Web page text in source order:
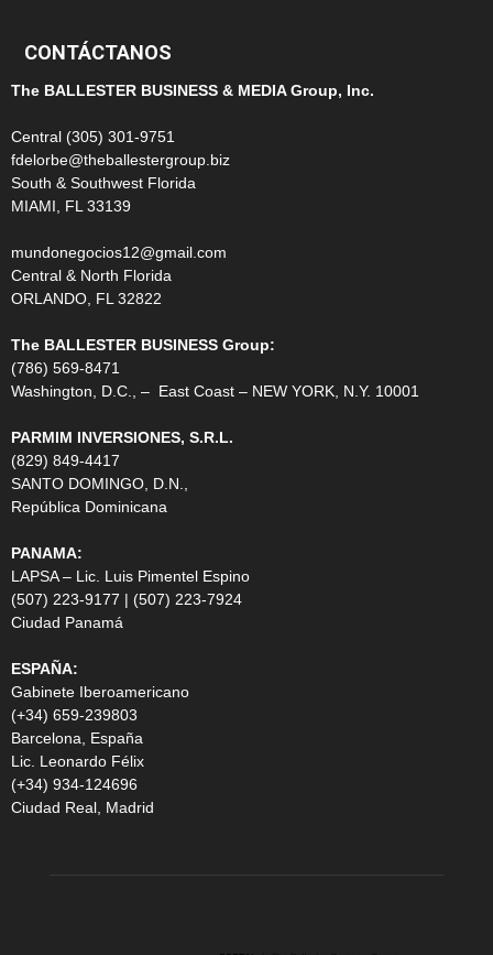
CONTÁCTANOS
The BALLESTER BUSINESS & MEDIA Group, Inc.
Central (305) 301-9751
fdelorbe@theballestergroup.biz
South & Southwest Florida
MIAMI, FL 33139
mundonegocios12@gmail.com
Central & North Florida
ORLANDO, FL 32822
The BALLESTER BUSINESS Group:
(786) 569-8471
Washington, D.C., – East Coast – NEW YORK, N.Y. 10001
PARMIM INVERSIONES, S.R.L.
(829) 849-4417
SANTO DOMINGO, D.N.,
República Dominicana
PANAMA:
LAPSA – Lic. Luis Pimentel Espino
(507) 223-9177 | (507) 223-7924
Ciudad Panamá
ESPAÑA:
Gabinete Iberoamericano
(+34) 659-239803
Barcelona, España
Lic. Leonardo Félix
(+34) 934-124696
Ciudad Real, Madrid